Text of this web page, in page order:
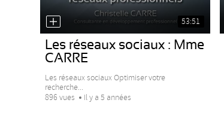
53:51
Les réseaux sociaux : Mme
CARRE
Les réseaux sociaux Optimiser votre
recherche...
896 vues
Il y a 5 années